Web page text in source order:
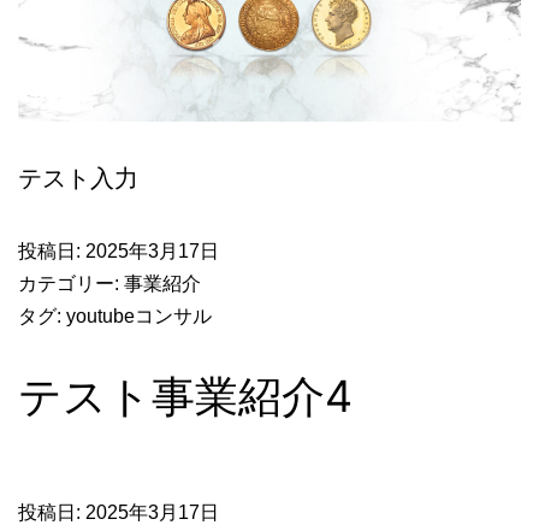
テスト入力
投稿日: 2025年3月17日
カテゴリー: 事業紹介
タグ: youtubeコンサル
テスト事業紹介4
投稿日: 2025年3月17日